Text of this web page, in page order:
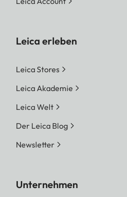
Leica erleben
Leica Stores
Leica Akademie
Leica Welt
Der Leica Blog
Newsletter
Unternehmen